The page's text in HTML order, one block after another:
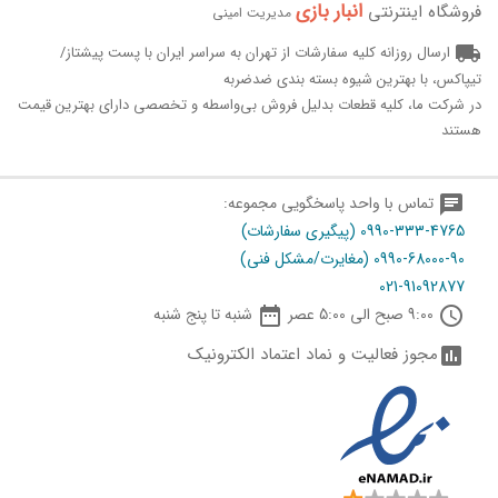
فروشگاه اینترنتی انبار بازی‌ مدیریت امینی
local_shipping ارسال روزانه کلیه سفارشات از تهران به سراسر ایران با پست پیشتاز/
تیپاکس، با بهترین شیوه بسته بندی ضدضربه
در شرکت ما، کلیه قطعات بدلیل فروش بی‌واسطه و تخصصی دارای بهترین قیمت
هستند
chat تماس با واحد پاسخگویی مجموعه:
0990-333-4765 (پیگیری سفارشات)
0990-68000-90 (مغایرت/مشکل فنی)
021-91092877
schedule
 شنبه تا پنج شنبه
assessmentمجوز فعالیت و نماد اعتماد الکترونیک